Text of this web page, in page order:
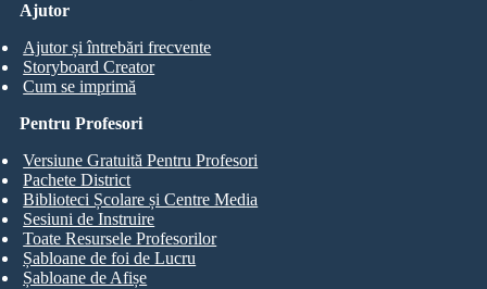
Ajutor
Ajutor și întrebări frecvente
Storyboard Creator
Cum se imprimă
Pentru Profesori
Versiune Gratuită Pentru Profesori
Pachete District
Biblioteci Școlare și Centre Media
Sesiuni de Instruire
Toate Resursele Profesorilor
Șabloane de foi de Lucru
Șabloane de Afișe